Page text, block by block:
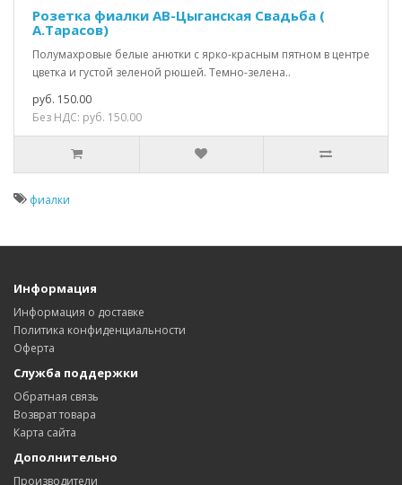
Розетка фиалки АВ-Цыганская Свадьба (
А.Тарасов)
Полумахровые белые анютки с ярко-красным пятном в центре
цветка и густой зеленой рюшей. Темно-зелена..
руб. 150.00
Без НДС: руб. 150.00
фиалки
Информация
Информация о доставке
Политика конфиденциальности
Оферта
Служба поддержки
Обратная связь
Возврат товара
Карта сайта
Дополнительно
Производители